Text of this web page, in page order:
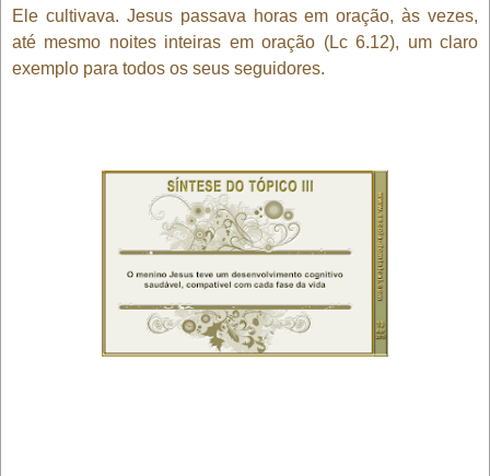
Ele cultivava. Jesus passava horas em oração, às vezes,
até mesmo noites inteiras em oração (Lc 6.12), um claro
exemplo para todos os seus seguidores.